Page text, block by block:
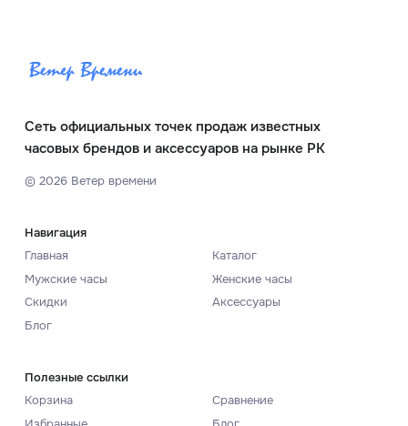
Сеть официальных точек продаж известных
часовых брендов и аксессуаров на рынке РК
© 2026Ветер времени
Навигация
Главная
Каталог
Мужские часы
Женские часы
Скидки
Аксессуары
Блог
Полезные ссылки
Корзина
Сравнение